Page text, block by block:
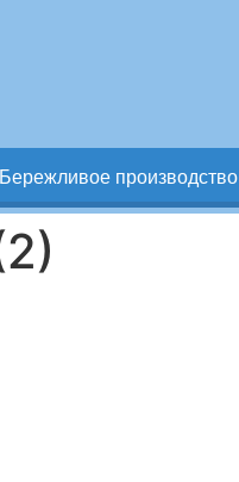
Бережливое производство